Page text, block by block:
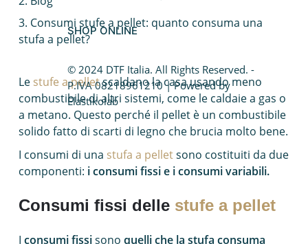
Fotovoltaico da balcone
Caldaie Hybrid System
Trasformazione vasca doccia
SHOP ONLINE
© 2024 DTF Italia. All Rights Reserved. -
P.IVA 08218961210 | Powered by
Elastikolab
Consumi stufe a pellet: quanto consuma una
stufa a pellet?
Lestufe a pelletscaldano la casa usando meno
combustibile di altri sistemi, come le caldaie a gas o
a metano. Questo perché il pellet è un combustibile
solido fatto di scarti di legno che brucia molto bene.
I consumi di una stufa a pelletsono costituiti da due
componenti: i consumi fissi e i consumi variabili.
Consumi fissi dellestufe a pellet
I consumi fissisono quelli che la stufa consuma